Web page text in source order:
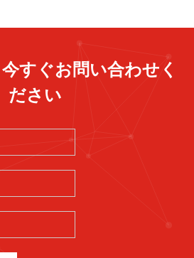
すぐお問い合わせく
ださい